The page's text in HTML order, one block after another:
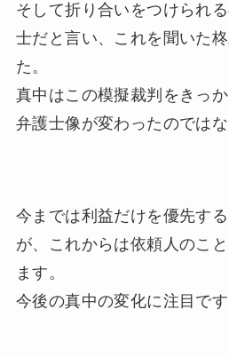
そして折り合いをつけられ
士だと言い、これを聞いた
た。
真中はこの模擬裁判をきっ
弁護士像が変わったのでは
今までは利益だけを優先す
が、これからは依頼人のこ
ます。
今後の真中の変化に注目です